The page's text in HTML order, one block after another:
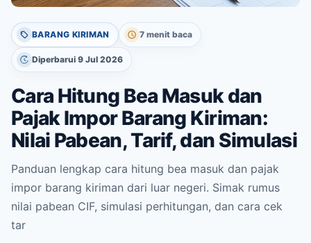
BARANG KIRIMAN 7 menit baca
Diperbarui 9 Jul 2026
Cara Hitung Bea Masuk dan
Pajak Impor Barang Kiriman:
Nilai Pabean, Tarif, dan Simulasi
Panduan lengkap cara hitung bea masuk dan pajak
impor barang kiriman dari luar negeri. Simak rumus
nilai pabean CIF, simulasi perhitungan, dan cara cek
tar